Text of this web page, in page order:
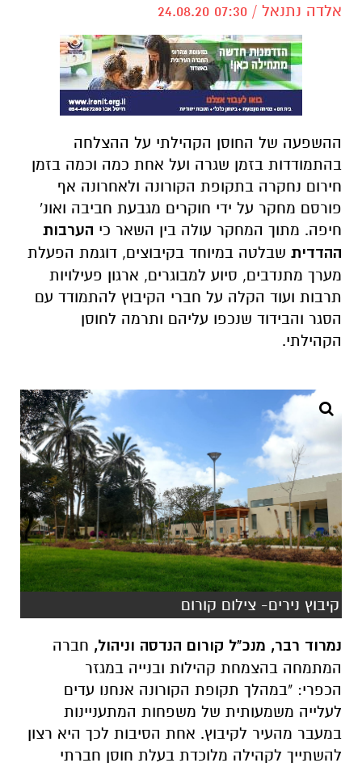
אלדה נתנאל / 07:30 24.08.20
ההשפעה של החוסן הקהילתי על ההצלחה
בהתמודדות בזמן שגרה ועל אחת כמה וכמה בזמן
חירום נחקרה בתקופת הקורונה ולאחרונה אף
פורסם מחקר על ידי חוקרים מגבעת חביבה ואונ'
חיפה. מתוך המחקר עולה בין השאר כי הערבות
ההדדית שבלטה במיוחד בקיבוצים, דוגמת הפעלת
מערך מתנדבים, סיוע למבוגרים, ארגון פעילויות
תרבות ועוד הקלה על חברי הקיבוץ להתמודד עם
הסגר והבידוד שנכפו עליהם ותרמה לחוסן
הקהילתי.
קיבוץ נירים- צילום קורום
נמרוד רבר, מנכ"ל קורום הנדסה וניהול, חברה
המתמחה בהצמחת קהילות ובנייה במגזר
הכפרי: "במהלך תקופת הקורונה אנחנו עדים
לעלייה משמעותית של משפחות המתעניינות
במעבר מהעיר לקיבוץ. אחת הסיבות לכך היא רצון
להשתייך לקהילה מלוכדת בעלת חוסן חברתי